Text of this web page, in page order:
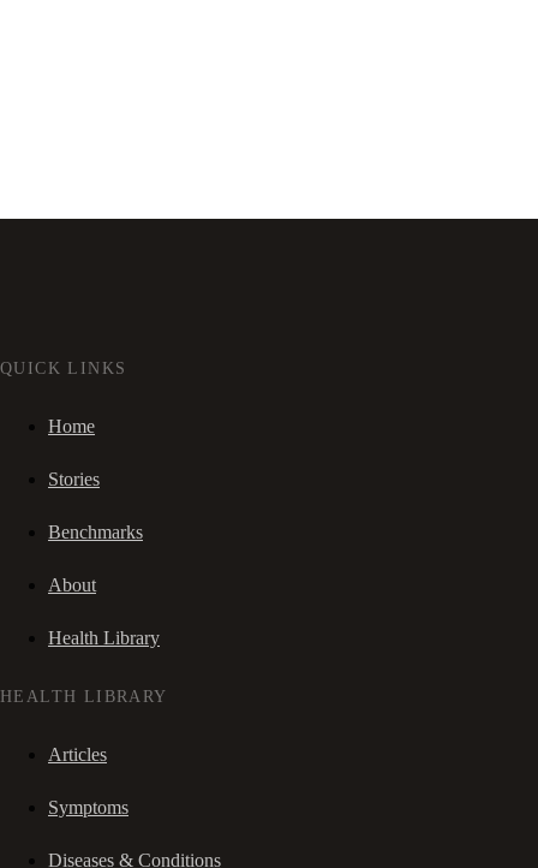
QUICK LINKS
Home
Stories
Benchmarks
About
Health Library
HEALTH LIBRARY
Articles
Symptoms
Diseases & Conditions